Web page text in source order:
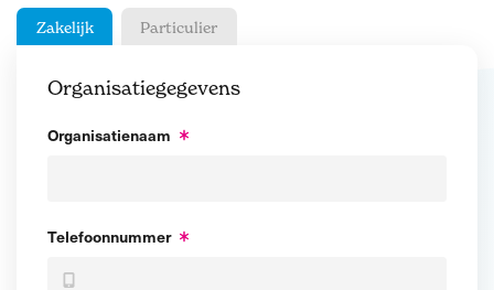
Zakelijk Particulier
Organisatiegegevens
Organisatienaam
Telefoonnummer